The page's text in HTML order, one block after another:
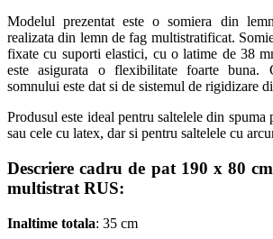
Modelul prezentat este o somiera din
realizata din lemn de fag multistratificat.
fixate cu suporti elastici, cu o latime de 38
este asigurata o flexibilitate foarte buna.
somnului este dat si de sistemul de rigidizare
Produsul este ideal pentru saltelele din
sau cele cu latex, dar si pentru saltelele cu
Descriere cadru de pat 190 x 80
multistrat RUS:
Inaltime totala: 35 cm